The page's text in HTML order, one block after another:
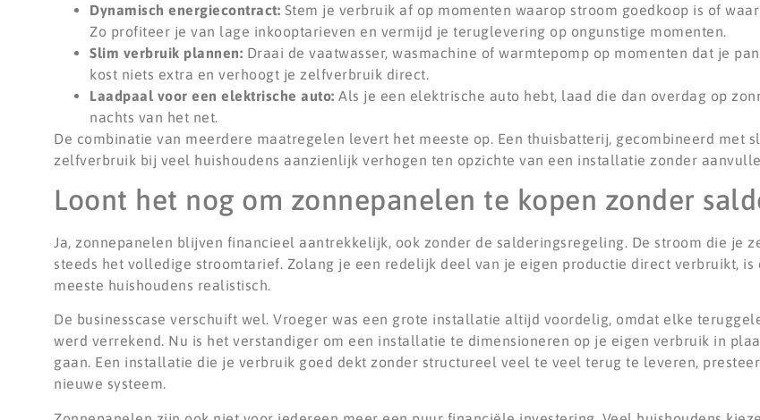
Dynamisch energiecontract: Stem je verbruik af op momenten waarop stroom goedkoop is of
Zo profiteer je van lage inkooptarieven en vermijd je teruglevering op ongunstige momenten.
Slim verbruik plannen: Draai de vaatwasser, wasmachine of warmtepomp op momenten dat je
kost niets extra en verhoogt je zelfverbruik direct.
Laadpaal voor een elektrische auto: Als je een elektrische auto hebt, laad die dan overdag op
nachts van het net.
De combinatie van meerdere maatregelen levert het meeste op. Een thuisbatterij, gecombineerd met
zelfverbruik bij veel huishoudens aanzienlijk verhogen ten opzichte van een installatie zonder
Loont het nog om zonnepanelen te kopen zonder
Ja, zonnepanelen blijven financieel aantrekkelijk, ook zonder de salderingsregeling. De stroom die je
steeds het volledige stroomtarief. Zolang je een redelijk deel van je eigen productie direct verbruikt,
meeste huishoudens realistisch.
De businesscase verschuift wel. Vroeger was een grote installatie altijd voordelig, omdat elke
werd verrekend. Nu is het verstandiger om een installatie te dimensioneren op je eigen verbruik in
gaan. Een installatie die je verbruik goed dekt zonder structureel veel te veel terug te leveren,
nieuwe systeem.